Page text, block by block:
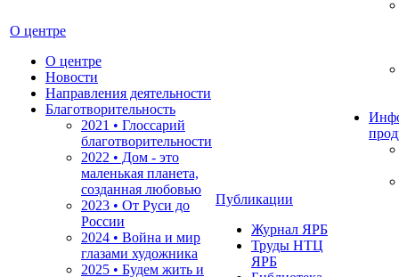
О центре
О центре
Новости
Направления деятельности
Благотворительность
2021 • Глоссарий
благотворительности
2022 • Дом - это
маленькая планета,
созданная любовью
2023 • От Руси до
России
2024 • Война и мир
глазами художника
2025 • Будем жить и
Публикации
Журнал ЯРБ
Труды НТЦ
ЯРБ